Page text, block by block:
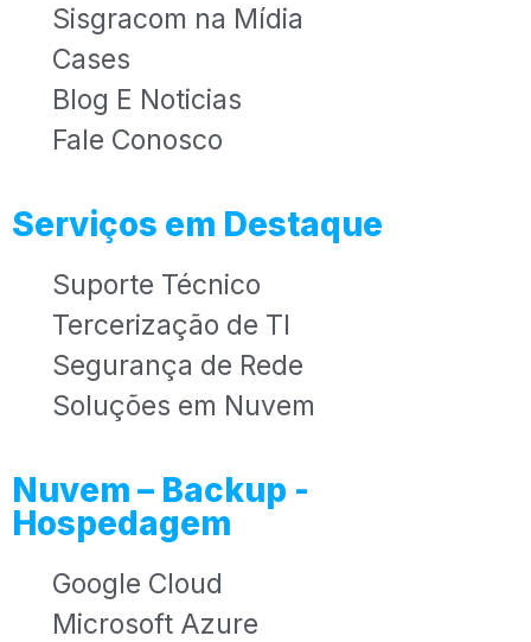
Sisgracom na Mídia
Cases
Blog E Noticias
Fale Conosco
Serviços em Destaque
Suporte Técnico
Tercerização de TI
Segurança de Rede
Soluções em Nuvem
Nuvem – Backup -
Hospedagem
Google Cloud
Microsoft Azure